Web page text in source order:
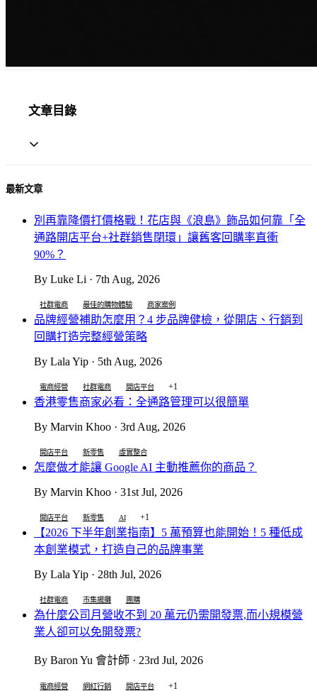
文章目錄
最新文章
別再靠降價打價格戰！花店與《浪島》飾品如何靠「全
通路開店平台+社群銷售閉環」讓舊客回購率直衝
90%？
By Luke Li · 7th Aug, 2026
社群電商 最佳的購物體驗 商家案例
品牌經營補助怎麼用？4 步品牌健檢，從開店、行銷到
回購打造完整經營策略
By Lala Yip · 5th Aug, 2026
電商經營 社群電商 開店平台 +1
香港零售商家必看：全通路管理可以很簡單
By Marvin Khoo · 3rd Aug, 2026
開店平台 新零售 虛實整合
怎麼做才能讓 Google AI 主動推薦你的商品？
By Marvin Khoo · 31st Jul, 2026
開店平台 新零售 AI +1
【2026 下半年創業指南】5 萬預算也能開始！5 種低成
本創業模式，打造自己的品牌事業
By Lala Yip · 28th Jul, 2026
社群電商 市集擺攤 團購
為什麼公司月營收不到 20 萬元仍需開發票,而小規模營
業人卻可以免開發票?
By Baron Yu 會計師 · 23rd Jul, 2026
電商經營 網紅行銷 開店平台 +1